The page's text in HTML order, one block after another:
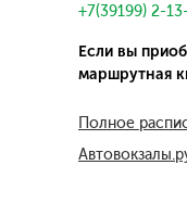
+7(39199) 2-
Если вы
маршрутная
Полное